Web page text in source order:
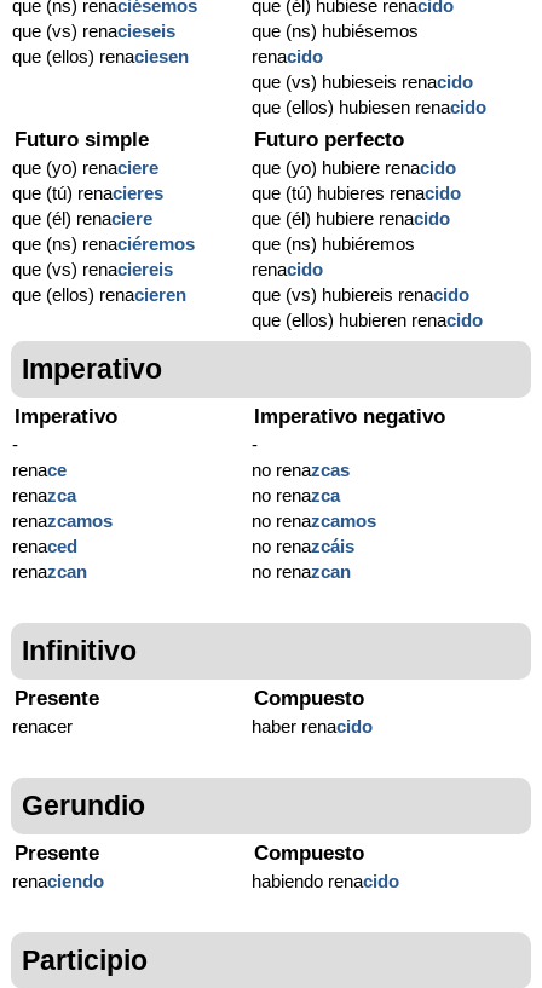
que (ns) renaciésemos
que (vs) renacieseis
que (ellos) renaciesen
que (él) hubiese renacido
que (ns) hubiésemos
renacido
que (vs) hubieseis renacido
que (ellos) hubiesen renacido
Futuro simple
que (yo) renaciere
que (tú) renacieres
que (él) renaciere
que (ns) renaciéremos
que (vs) renaciereis
que (ellos) renacieren
Futuro perfecto
que (yo) hubiere renacido
que (tú) hubieres renacido
que (él) hubiere renacido
que (ns) hubiéremos
renacido
que (vs) hubiereis renacido
que (ellos) hubieren renacido
Imperativo
Imperativo
-
renace
renazca
renazcamos
renaced
renazcan
Imperativo negativo
-
no renazcas
no renazca
no renazcamos
no renazcáis
no renazcan
Infinitivo
Presente
renacer
Compuesto
haber renacido
Gerundio
Presente
renaciendo
Compuesto
habiendo renacido
Participio